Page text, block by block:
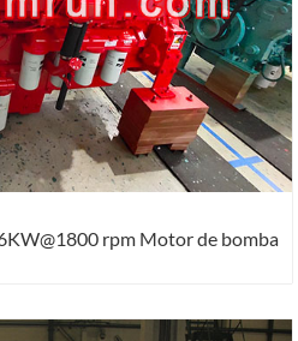
rpm Motor de bomba